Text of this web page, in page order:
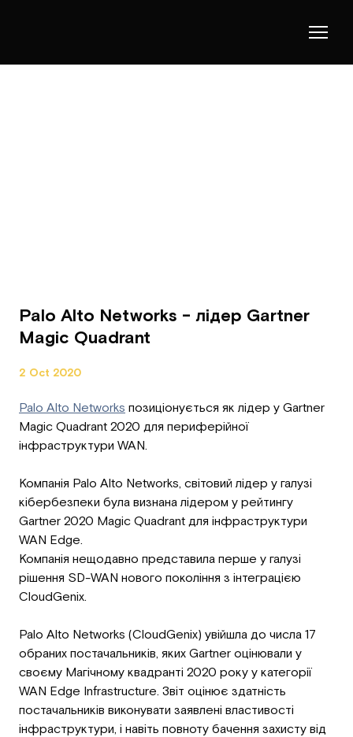
Palo Alto Networks - лідер Gartner
Magic Quadrant
2 Oct 2020
Palo Alto Networks позиціонується як лідер у Gartner
Magic Quadrant 2020 для периферійної
інфраструктури WAN.
Компанія Palo Alto Networks, світовий лідер у галузі
кібербезпеки була визнана лідером у рейтингу
Gartner 2020 Magic Quadrant для інфраструктури
WAN Edge.
Компанія нещодавно представила перше у галузі
рішення SD-WAN нового покоління з інтеграцією
CloudGenix.
Palo Alto Networks (CloudGenix) увійшла до числа 17
обраних постачальників, яких Gartner оцінювали у
своєму Магічному квадранті 2020 року у категорії
WAN Edge Infrastructure. Звіт оцінює здатність
постачальників виконувати заявлені властивості
інфраструктури, і навіть повноту бачення захисту від